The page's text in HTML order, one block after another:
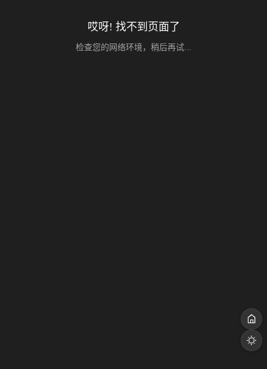
哎呀! 找不到页面了
检查您的网络环境，稍后再试...